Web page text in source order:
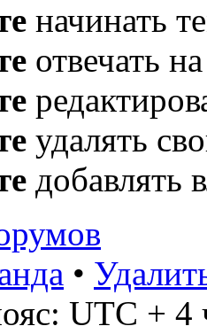
начинать
отвечать
удалять
добавлять
•
UTC + 4